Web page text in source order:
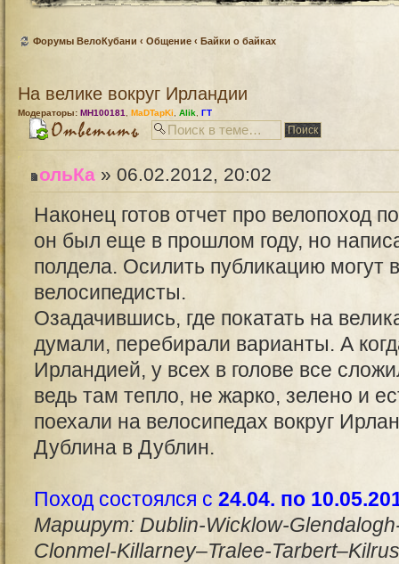
Форумы ВелоКубани ‹ Общение ‹ Байки о байках
На велике вокруг Ирландии
Модераторы: MH100181 MaDTapKi Alik ГТ
ольКа » 06.02.2012, 20:02
Наконец готов отчет про велопоход
он был еще в прошлом году, но
полдела. Осилить публикацию могут
велосипедисты.
Озадачившись, где покатать на
думали, перебирали варианты. А
Ирландией, у всех в голове все
ведь там тепло, не жарко, зелено и
поехали на велосипедах вокруг
Дублина в Дублин.
Поход состоялся с 24.04. по
Маршрут: Dublin-Wicklow-
Clonmel-Killarney–Tralee-